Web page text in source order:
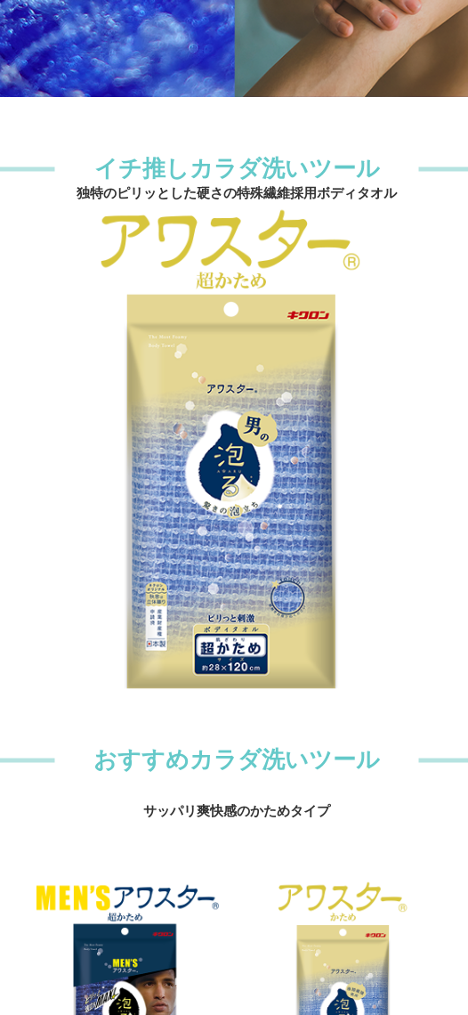
イチ推しカラダ洗いツール
独特のピリッとした硬さの特殊繊維採用ボディタオル
おすすめカラダ洗いツール
サッパリ爽快感のかためタイプ